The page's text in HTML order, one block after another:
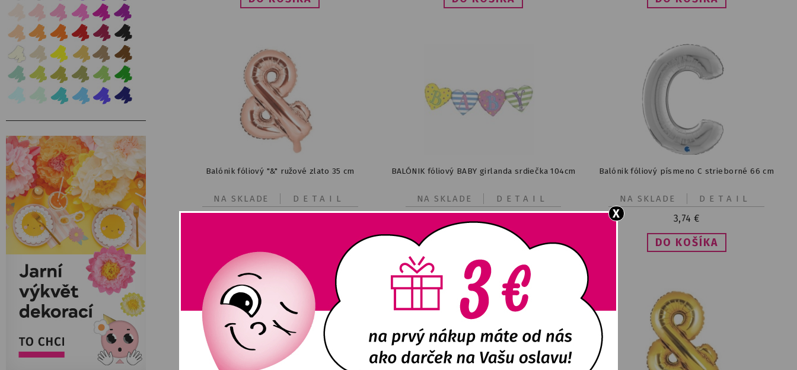
X
Balónik fóliový "&" ružové zlato 35 cm
DETAIL
NA SKLADE
BALÓNIK fóliový BABY girlanda srdiečka 104cm
7,10
DETAIL
NA SKLADE
Balónik fóliový písmeno C strieborné 66 cm
3,74 €
DETAIL
NA SKLADE